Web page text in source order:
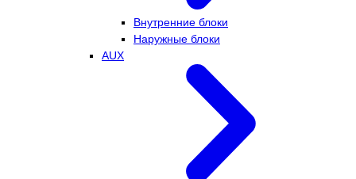
Внутренние блоки
Наружные блоки
AUX